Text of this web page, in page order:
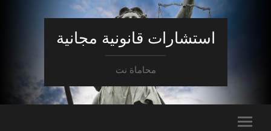
استشارات قانونية مجانية
محاماة نت